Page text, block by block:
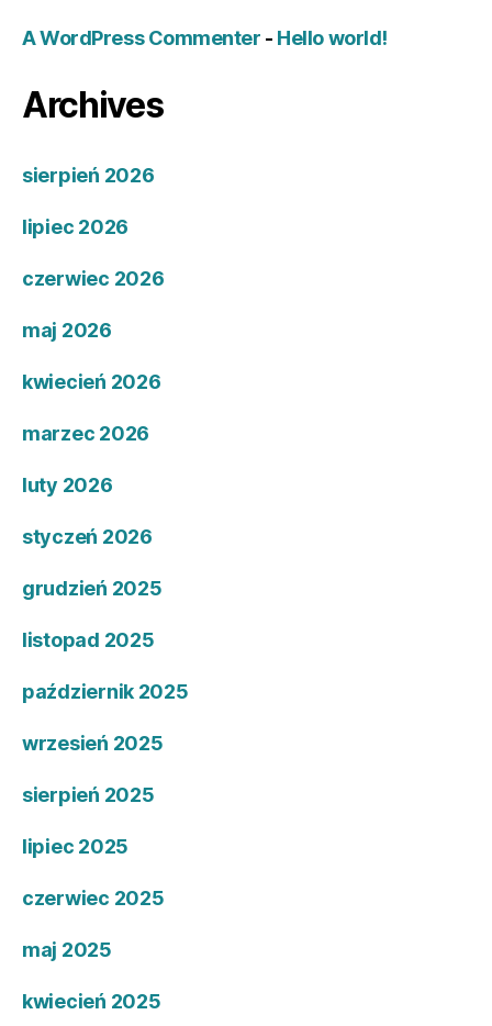
A WordPress Commenter - Hello world!
Archives
sierpień 2026
lipiec 2026
czerwiec 2026
maj 2026
kwiecień 2026
marzec 2026
luty 2026
styczeń 2026
grudzień 2025
listopad 2025
październik 2025
wrzesień 2025
sierpień 2025
lipiec 2025
czerwiec 2025
maj 2025
kwiecień 2025